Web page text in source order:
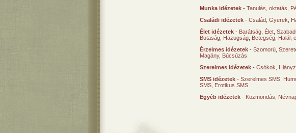
Munka idézetek - Tanulás, oktatás
Családi idézetek - Család Gyerek
Élet idézetek - Barátság Élet
Butaság Hazugság Betegség Halál,
Érzelmes idézetek - Szomorú
Magány, Búcsúzás
Szerelmes idézetek - Csókok
SMS idézetek - Szerelmes SMS
SMS Erotikus SMS
Egyéb idézetek - Közmondás